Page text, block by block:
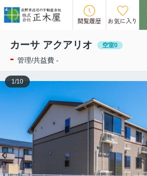
閲覧履歴 お気に入り
この物件の募集は終了しま
カーサ アクアリオ 空室0
- 管理/共益費 -
1/10